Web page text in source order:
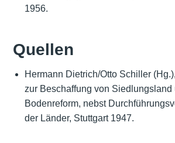
1956.
Quellen
Hermann Dietrich/Otto Schiller
zur Beschaffung von Siedlungsland
Bodenreform, nebst
der Länder, Stuttgart 1947.